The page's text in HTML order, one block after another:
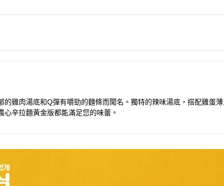
雞肉湯底和Q彈有嚼勁的麵條而聞名。獨特的辣味湯底，搭配雞蛋
辛拉麵黃金版都能滿足您的味蕾。